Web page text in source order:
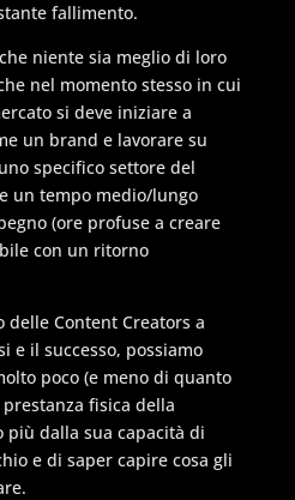
fallimento.
niente sia meglio di loro
nel momento stesso in cui
si deve iniziare a
un brand e lavorare su
specifico settore del
un tempo medio/lungo
(ore profuse a creare
con un ritorno
delle Content Creators a
e il successo, possiamo
poco (e meno di quanto
fisica della
più dalla sua capacità di
e di saper capire cosa gli